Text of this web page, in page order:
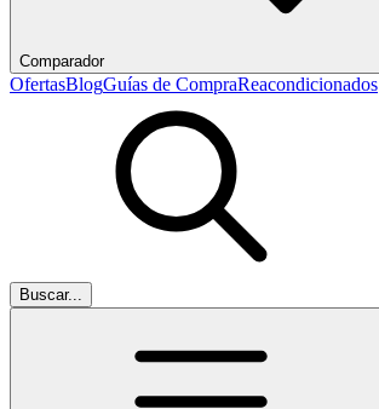
Comparador
OfertasBlogGuías de CompraReacondicionados
Buscar...